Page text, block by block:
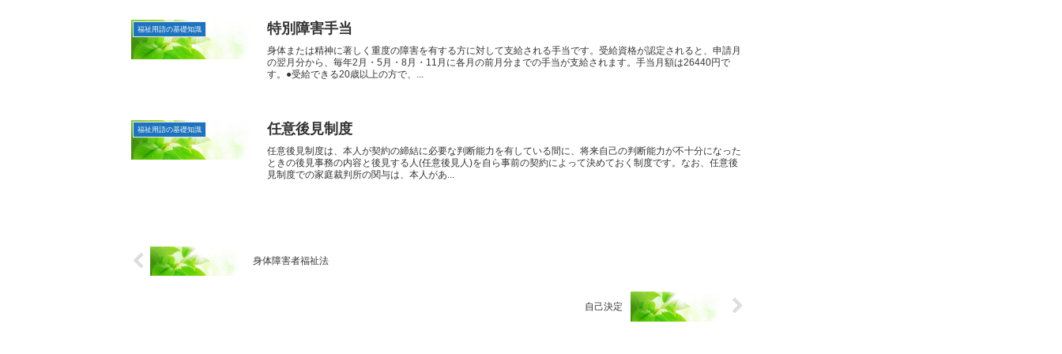
福祉用語の基礎知識 特別障害手当
身体または精神に著しく重度の障害を有する方に対して支給される手当です。受給資格が認定されると、申請月
の翌月分から、毎年2月・5月・8月・11月に各月の前月分までの手当が支給されます。手当月額は26440円で
す。●受給できる20歳以上の方で、...
福祉用語の基礎知識 任意後見制度
任意後見制度は、本人が契約の締結に必要な判断能力を有している間に、将来自己の判断能力が不十分になった
ときの後見事務の内容と後見する人(任意後見人)を自ら事前の契約によって決めておく制度です。なお、任意後
見制度での家庭裁判所の関与は、本人があ...
身体障害者福祉法
自己決定